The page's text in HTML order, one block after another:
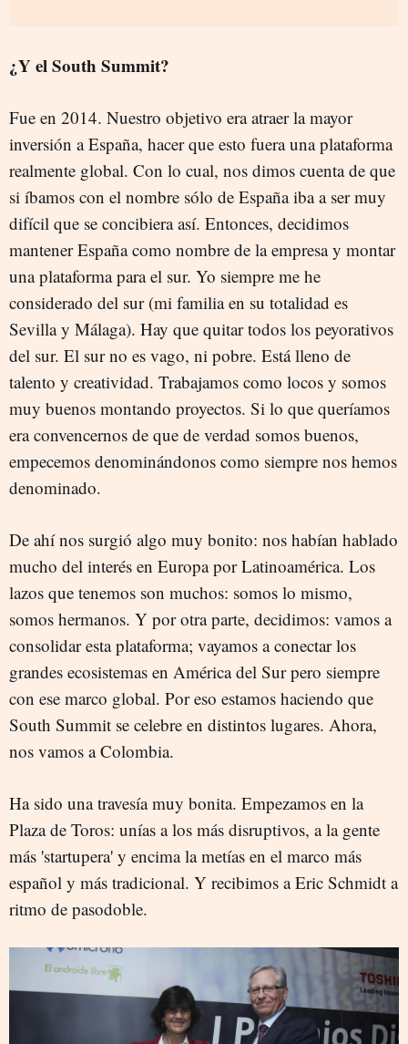
¿Y el South Summit?
Fue en 2014. Nuestro objetivo era atraer la mayor
inversión a España, hacer que esto fuera una plataforma
realmente global. Con lo cual, nos dimos cuenta de que
si íbamos con el nombre sólo de España iba a ser muy
difícil que se concibiera así. Entonces, decidimos
mantener España como nombre de la empresa y montar
una plataforma para el sur. Yo siempre me he
considerado del sur (mi familia en su totalidad es
Sevilla y Málaga). Hay que quitar todos los peyorativos
del sur. El sur no es vago, ni pobre. Está lleno de
talento y creatividad. Trabajamos como locos y somos
muy buenos montando proyectos. Si lo que queríamos
era convencernos de que de verdad somos buenos,
empecemos denominándonos como siempre nos hemos
denominado.
De ahí nos surgió algo muy bonito: nos habían hablado
mucho del interés en Europa por Latinoamérica. Los
lazos que tenemos son muchos: somos lo mismo,
somos hermanos. Y por otra parte, decidimos: vamos a
consolidar esta plataforma; vayamos a conectar los
grandes ecosistemas en América del Sur pero siempre
con ese marco global. Por eso estamos haciendo que
South Summit se celebre en distintos lugares. Ahora,
nos vamos a Colombia.
Ha sido una travesía muy bonita. Empezamos en la
Plaza de Toros: unías a los más disruptivos, a la gente
más 'startupera' y encima la metías en el marco más
español y más tradicional. Y recibimos a Eric Schmidt a
ritmo de pasodoble.